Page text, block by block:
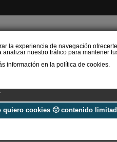
la experiencia de navegación ofrecerte
nuestro tráfico para mantener
información en la política de cookies.
quiero cookies 🙁 contenido
Verifactu en
climatización: qué le
exigir la ley a tu